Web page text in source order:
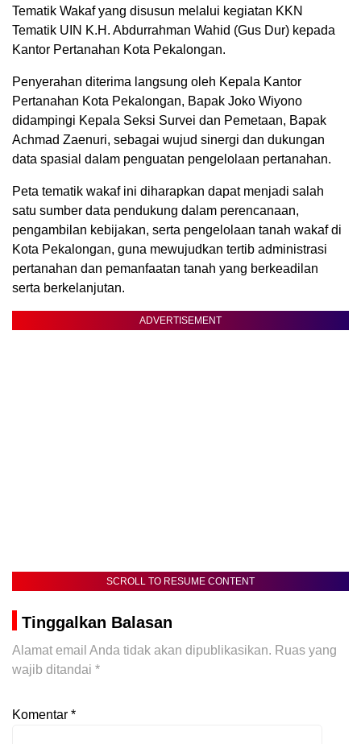
Tematik Wakaf yang disusun melalui kegiatan KKN
Tematik UIN K.H. Abdurrahman Wahid (Gus Dur) kepada
Kantor Pertanahan Kota Pekalongan.
Penyerahan diterima langsung oleh Kepala Kantor
Pertanahan Kota Pekalongan, Bapak Joko Wiyono
didampingi Kepala Seksi Survei dan Pemetaan, Bapak
Achmad Zaenuri, sebagai wujud sinergi dan dukungan
data spasial dalam penguatan pengelolaan pertanahan.
Peta tematik wakaf ini diharapkan dapat menjadi salah
satu sumber data pendukung dalam perencanaan,
pengambilan kebijakan, serta pengelolaan tanah wakaf di
Kota Pekalongan, guna mewujudkan tertib administrasi
pertanahan dan pemanfaatan tanah yang berkeadilan
serta berkelanjutan.
ADVERTISEMENT
SCROLL TO RESUME CONTENT
Tinggalkan Balasan
Alamat email Anda tidak akan dipublikasikan. Ruas yang
wajib ditandai *
Komentar *